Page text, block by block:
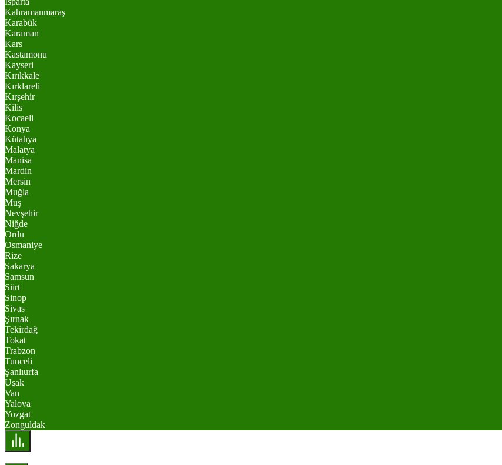
Kahramanmaraş
Karabük
Karaman
Kars
Kastamonu
Kayseri
Kırıkkale
Kırklareli
Kırşehir
Kilis
Kocaeli
Konya
Kütahya
Malatya
Manisa
Mardin
Mersin
Muğla
Muş
Nevşehir
Niğde
Ordu
Osmaniye
Rize
Sakarya
Samsun
Siirt
Sinop
Sivas
Şırnak
Tekirdağ
Tokat
Trabzon
Tunceli
Şanlıurfa
Uşak
Van
Yalova
Yozgat
Zonguldak